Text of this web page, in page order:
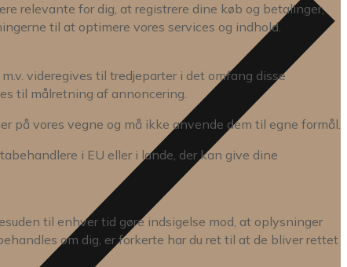
relevante for dig, at registrere dine køb og betalinger,
til at optimere vores services og indhold.
videregives til tredjeparter i det omfang disse
til målretning af annoncering.
på vores vegne og må ikke anvende dem til egne formål.
i EU eller i lande, der kan give dine
til enhver tid gøre indsigelse mod, at oplysninger
om dig, er forkerte har du ret til at de bliver rettet